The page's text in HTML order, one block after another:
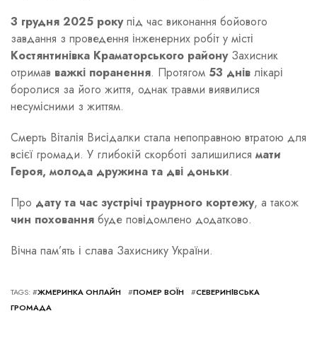
3 грудня 2025 рокупід час виконання бойового
завдання з проведення інженерних робіт у місті
Костянтинівка Краматорського районуЗахисник
отримав важкі поранення. Протягом 53 днів лікарі
боролися за його життя, однак травми виявилися
несумісними з життям.
Смерть Віталія Висідалки стала непоправною втратою для
всієї громади. У глибокій скорботі залишилися мати
Героя, молода дружина та дві доньки.
Про дату та час зустрічі траурного кортежу, а також
чин поховання буде повідомлено додатково.
Вічна пам’ять і слава Захиснику України.
TAGS: #ЖМЕРИНКА ОНЛАЙН #ПОМЕР ВОЇН #СЕВЕРИНІВСЬКА
ГРОМАДА